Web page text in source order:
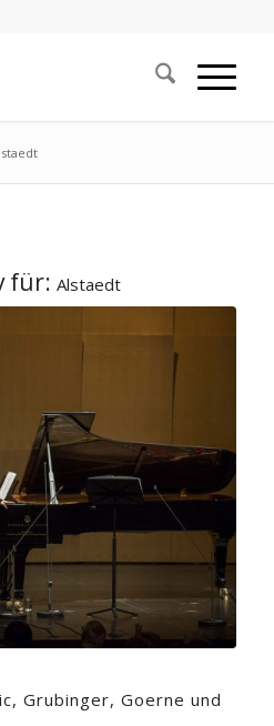
für: Alstaedt
Grubinger, Goerne und